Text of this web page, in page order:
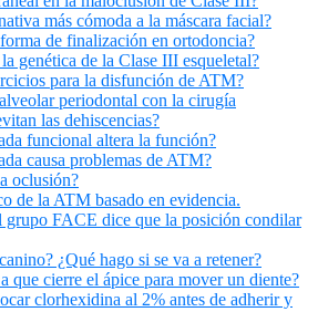
más cómoda a la máscara facial?
de finalización en ortodoncia?
genética de la Clase III esqueletal?
para la disfunción de ATM?
periodontal con la cirugía
las dehiscencias?
funcional altera la función?
causa problemas de ATM?
oclusión?
de la ATM basado en evidencia.
grupo FACE dice que la posición condilar
¿Qué hago si se va a retener?
que cierre el ápice para mover un diente?
clorhexidina al 2% antes de adherir y